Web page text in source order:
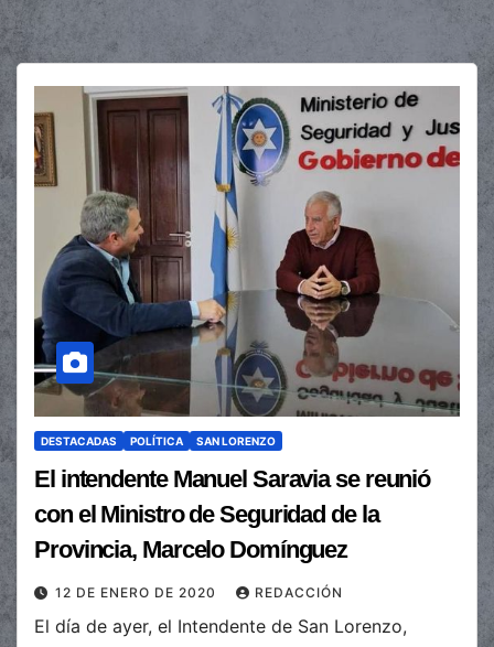
DESTACADAS POLÍTICA SAN LORENZO
El intendente Manuel Saravia se reunió
con el Ministro de Seguridad de la
Provincia, Marcelo Domínguez
12 DE ENERO DE 2020 REDACCIÓN
El día de ayer, el Intendente de San Lorenzo,